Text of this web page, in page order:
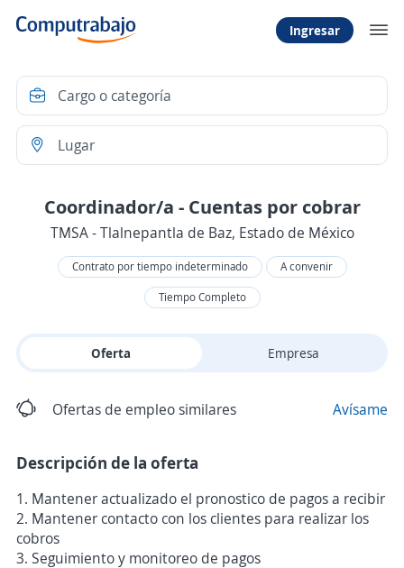
Ingresar
Coordinador/a - Cuentas por cobrar
TMSA - Tlalnepantla de Baz, Estado de México
Contrato por tiempo indeterminado
A convenir
Tiempo Completo
Oferta Empresa
Ofertas de empleo similares Avísame
Descripción de la oferta
1. Mantener actualizado el pronostico de pagos a recibir
2. Mantener contacto con los clientes para realizar los
cobros
3. Seguimiento y monitoreo de pagos